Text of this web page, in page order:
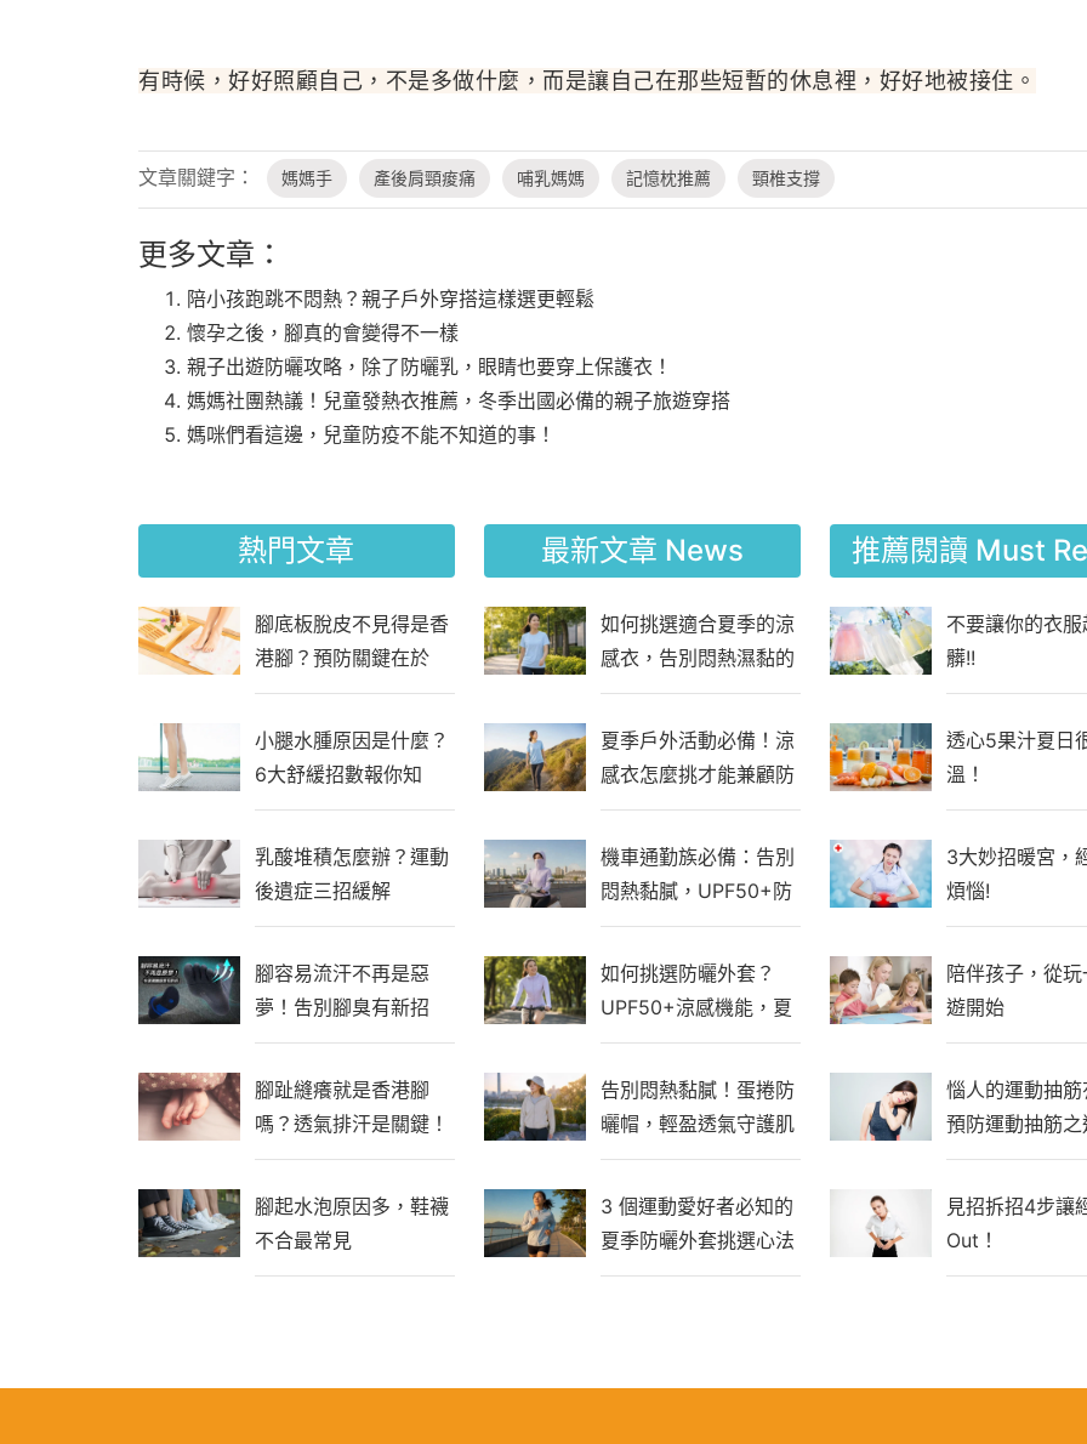
有時候，好好照顧自己，不是多做什麼，而是讓自己在那些短暫的休息裡，好好地被接住。
文章關鍵字： 媽媽手 產後肩頸痠痛 哺乳媽媽 記憶枕推薦 頸椎支撐
更多文章：
陪小孩跑跳不悶熱？親子戶外穿搭這樣選更輕鬆
懷孕之後，腳真的會變得不一樣
親子出遊防曬攻略，除了防曬乳，眼睛也要穿上保護衣！
媽媽社團熱議！兒童發熱衣推薦，冬季出國必備的親子旅遊穿搭
媽咪們看這邊，兒童防疫不能不知道的事！
熱門文章
腳底板脫皮不見得是香
港腳？預防關鍵在於
「生活習慣」
小腿水腫原因是什麼？
6大舒緩招數報你知
乳酸堆積怎麼辦？運動
後遺症三招緩解
腳容易流汗不再是惡
夢！吿別腳臭有新招
腳趾縫癢就是香港腳
嗎？透氣排汗是關鍵！
腳起水泡原因多，鞋襪
不合最常見
最新文章 News
如何挑選適合夏季的涼
感衣，告別悶熱濕黏的
通勤與工作日常？
夏季戶外活動必備！涼
感衣怎麼挑才能兼顧防
曬與舒適？
機車通勤族必備：告別
悶熱黏膩，UPF50+防
曬涼感外套，夏日通勤
新選擇
如何挑選防曬外套？
UPF50+涼感機能，夏
季戶外必備指南
告別悶熱黏膩！蛋捲防
曬帽，輕盈透氣守護肌
膚
3 個運動愛好者必知的
夏季防曬外套挑選心法
推薦閱讀 Must
不要讓你的衣
髒!!
透心5果汁夏日
溫！
3大妙招暖宮，
煩惱!
陪伴孩子，從
遊開始
惱人的運動抽
預防運動抽筋之
見招拆招4步讓
Out！